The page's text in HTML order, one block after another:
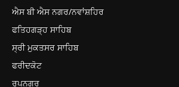
ਐਸ ਬੀ ਐਸ ਨਗਰ/ਨਵਾਂਸ਼ਹਿਰ
ਫਤਿਹਗੜ੍ਹ ਸਾਹਿਬ
ਸ੍ਰੀ ਮੁਕਤਸਰ ਸਾਹਿਬ
ਫਰੀਦਕੋਟ
ਰੂਪਨਗਰ